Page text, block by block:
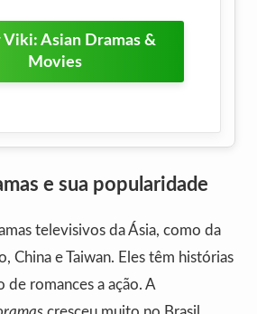
Viki: Asian Dramas &
Movies
e sua popularidade
televisivos da Ásia, como da
China e Taiwan. Eles têm histórias
de romances a ação. A